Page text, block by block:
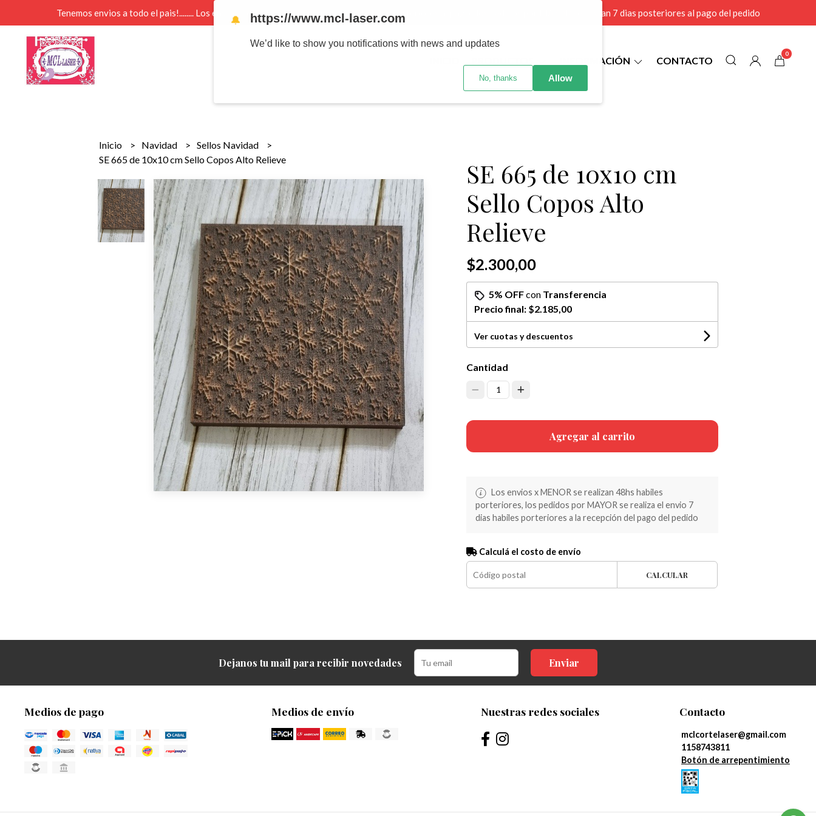
Tenemos envios a todo el pais!........ Los envios Por MENOR se realizan 48 hs habiles porteriores al pago , los pedidos por MAYOR se envian 7 dias posteriores al pago del pedido
INFORMACIÓN CONTACTO
0
Inicio Navidad
Sellos Navidad
SE 665 de 10x10 cm Sello Copos Alto Relieve
SE 665 de 10x10 cm
Sello Copos Alto
Relieve
$2.300,00
5% OFFcon Transferencia
Precio final: $2.185,00
Ver cuotas y descuentos
Cantidad
1
Agregar al carrito
Los envios x MENOR se realizan 48hs habiles
porteriores, los pedidos por MAYOR se realiza el envio 7
dias habiles porteriores a la recepción del pago del pedido
Calculá el costo de envío
CALCULAR
Dejanos tu mail para recibir novedades Enviar
Medios de pago Medios de envío Nuestras redes sociales Contacto
mclcortelaser@gmail.com
1158743811
Botón de arrepentimiento
🔔 https://www.mcl-laser.com
We’d like to show you notifications with news and updates
No, thanks Allow